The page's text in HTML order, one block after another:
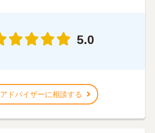
5.0
アドバイザーに相談する